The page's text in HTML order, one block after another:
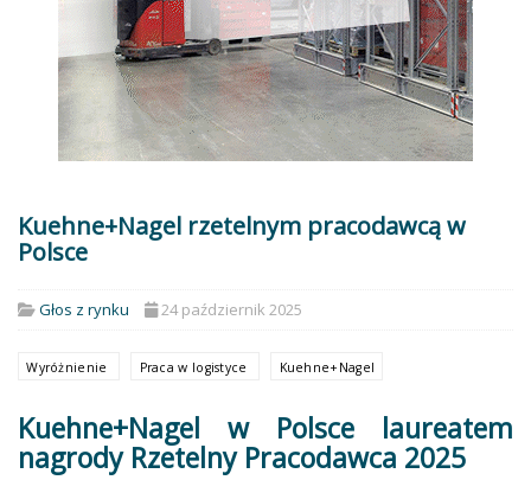
Kuehne+Nagel rzetelnym pracodawcą w
Polsce
Głos z rynku 24 październik 2025
Wyróżnienie Praca w logistyce Kuehne+Nagel
Kuehne+Nagel w Polsce laureatem
nagrody Rzetelny Pracodawca 2025